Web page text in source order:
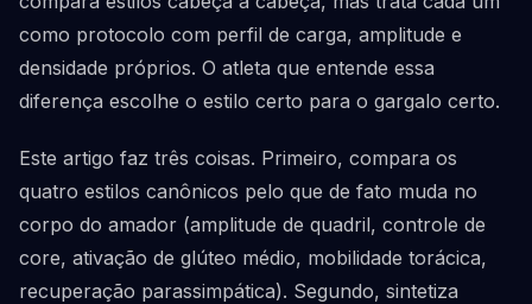
como protocolo com perfil de carga, amplitude e
densidade próprios. O atleta que entende essa
diferença escolhe o estilo certo para o gargalo certo.
Este artigo faz três coisas. Primeiro, compara os
quatro estilos canônicos pelo que de fato muda no
corpo do amador (amplitude de quadril, controle de
core, ativação de glúteo médio, mobilidade torácica,
recuperação parassimpática). Segundo, sintetiza